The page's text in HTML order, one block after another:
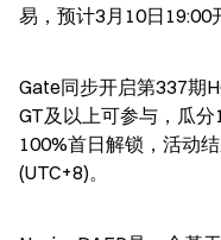
易，预计3月10日19:00
Gate同步开启第337期
GT及以上可参与，瓜
100%首日解锁，活动
(UTC+8)。